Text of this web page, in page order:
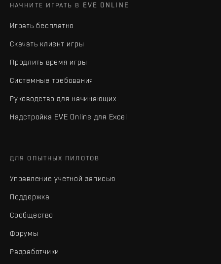
НАЧНИТЕ ИГРАТЬ В EVE ONLINE
Играть бесплатно
Скачать клиент игры
Продлить время игры
Системные требования
Руководство для начинающих
Надстройка EVE Online для Excel
ДЛЯ ОПЫТНЫХ ПИЛОТОВ
Управление учетной записью
Поддержка
Сообщество
Форумы
Разработчики